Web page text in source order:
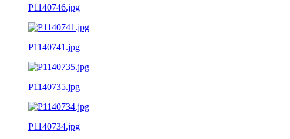
P1140746.jpg
P1140741.jpg
P1140735.jpg
P1140734.jpg